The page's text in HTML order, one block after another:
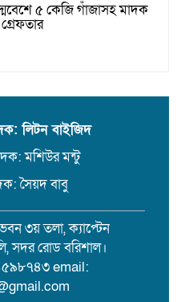
৫ কেজি গাঁজাসহ মাদক
বছরে কিশোরী কন্যাকে বিয়ে,
৩৬ জুলাই
প্রতিশ্রুতি থেকে রাজনৈতিক
কোথায় যাচ্ছে বাংলাদেশ?
লিটন বাইজিদ
মশিউর মন্টু
সৈয়দ বাবু
৩য় তলা, ক্যাপ্টেন
সদর রোড বরিশাল।
email: